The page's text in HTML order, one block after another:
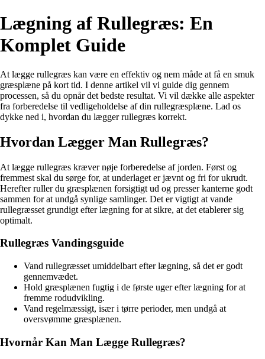
Lægning af Rullegræs: En
Komplet Guide
At lægge rullegræs kan være en effektiv og nem måde at få en smuk
græsplæne på kort tid. I denne artikel vil vi guide dig gennem
processen, så du opnår det bedste resultat. Vi vil dække alle aspekter
fra forberedelse til vedligeholdelse af din rullegræsplæne. Lad os
dykke ned i, hvordan du lægger rullegræs korrekt.
Hvordan Lægger Man Rullegræs?
At lægge rullegræs kræver nøje forberedelse af jorden. Først og
fremmest skal du sørge for, at underlaget er jævnt og fri for ukrudt.
Herefter ruller du græsplænen forsigtigt ud og presser kanterne godt
sammen for at undgå synlige samlinger. Det er vigtigt at vande
rullegræsset grundigt efter lægning for at sikre, at det etablerer sig
optimalt.
Rullegræs Vandingsguide
Vand rullegræsset umiddelbart efter lægning, så det er godt
gennemvædet.
Hold græsplænen fugtig i de første uger efter lægning for at
fremme rodudvikling.
Vand regelmæssigt, især i tørre perioder, men undgå at
oversvømme græsplænen.
Hvornår Kan Man Lægge Rullegræs?